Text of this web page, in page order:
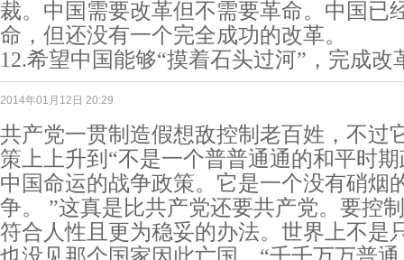
裁。中国需要改革但不需要革命。中国已
命，但还没有一个完全成功的改革。
12.希望中国能够“摸着石头过河”，完成改
2014年01月12日 20:29
共产党一贯制造假想敌控制老百姓，不过
策上上升到“不是一个普普通通的和平时
中国命运的战争政策。它是一个没有硝烟
争。 ”这真是比共产党还要共产党。要控
符合人性且更为稳妥的办法。世界上不是